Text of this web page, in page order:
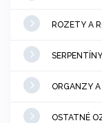
ROZETY A
SERPENTÍNY
ORGANZY A
OSTATNÉ